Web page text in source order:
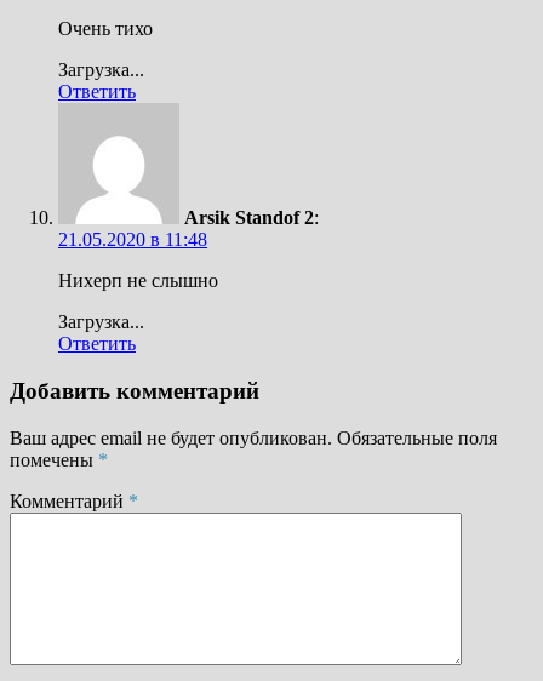
Очень тихо
Загрузка...
Ответить
Arsik Standof 2:
21.05.2020 в 11:48
Нихерп не слышно
Загрузка...
Ответить
Добавить комментарий
Ваш адрес email не будет опубликован. Обязательные поля
помечены *
Комментарий *